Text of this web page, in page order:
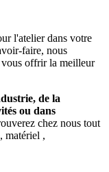
l'atelier dans votre
faire, nous
vous offrir la meilleur
de la
ou dans
chez nous tout
matériel ,